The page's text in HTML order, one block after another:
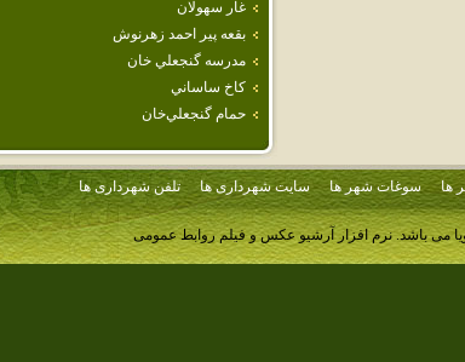
غار سهولان
بقعه پير احمد زهرنوش
مدرسه گنجعلي خان
كاخ ساساني
حمام‌ گنجعلي‌خان‌
ها سوغات شهر ها سایت شهرداری ها تلفن شهرداری ها
می باشد.نرم افزار آرشیو عکس و فیلم روابط عمومی